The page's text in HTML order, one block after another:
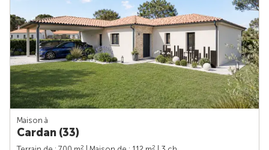
Maison à
Cardan (33)
2 2